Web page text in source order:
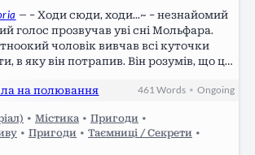
— – Ходи сюди, ходи...~ – незнайомий
голос прозвучав уві сні Мольфара.
чоловік вивчав всі куточки
в яку він потрапив. Він розумів, що це
ця нечиста змогла пробратися в його
на полювання 461Words •Ongoing
• Містика • Пригоди •
• Пригоди • Таємниці / Секрети •